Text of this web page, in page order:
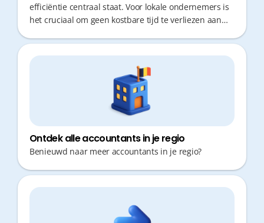
efficiëntie centraal staat. Voor lokale ondernemers is
het cruciaal om geen kostbare tijd te verliezen aan
goede boekhouder biedt niet alleen correct fiscaal
advies, maar reageert ook snel op vragen. In een
wereld die steeds sneller draait, is een proactieve
partner die je cijfers van nabij opvolgt onmisbaar
Ontdek alle accountants in je regio
Benieuwd naar meer accountants in je regio?